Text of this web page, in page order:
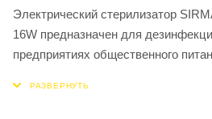
Электрический стерилизатор
16W предназначен для
предприятиях общественного